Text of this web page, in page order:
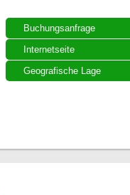
Buchungsanfrage
Internetseite
Geografische Lage